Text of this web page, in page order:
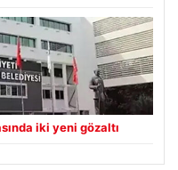
iki yeni gözaltı